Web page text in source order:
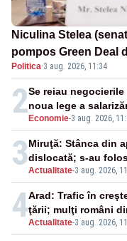
Niculina Stelea
pompos Green Deal
măsură vinovat de
Politica·3 aug. 2026, 11:34
2 Economie-3 aug. 2026,
Se reiau
noua lege a
3Actualitate-3 aug. 2026,
Miruţă: Stânca din
dislocată; s-au
4Actualitate-3 aug. 2026,
Arad: Trafic în
ţării; mulţi români